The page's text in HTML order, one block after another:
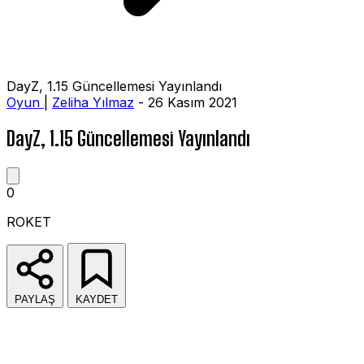
DayZ, 1.15 Güncellemesi Yayınlandı
Oyun
Zeliha Yılmaz - 26 Kasım 2021
DayZ, 1.15 Güncellemesi Yayınlandı
0
ROKET
PAYLAŞ KAYDET